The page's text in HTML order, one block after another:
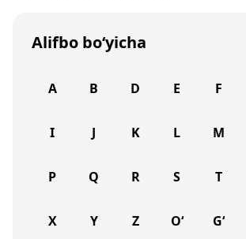
Alifbo bo‘yicha
A B D E F
I J K L M
P Q R S T
X Y Z O‘ G‘